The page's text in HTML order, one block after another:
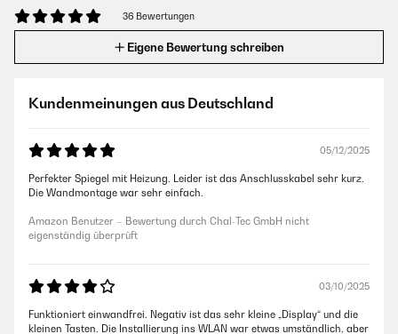
36 Bewertungen
Eigene Bewertung schreiben
Kundenmeinungen aus Deutschland
05/12/2025
Perfekter Spiegel mit Heizung. Leider ist das Anschlusskabel sehr kurz.
Die Wandmontage war sehr einfach.
Amazon Benutzer – Bewertung durch Chal-Tec GmbH nicht
eigenständig überprüft
03/10/2025
Funktioniert einwandfrei. Negativ ist das sehr kleine „Display“ und die
kleinen Tasten. Die Installierung ins WLAN war etwas umständlich, aber